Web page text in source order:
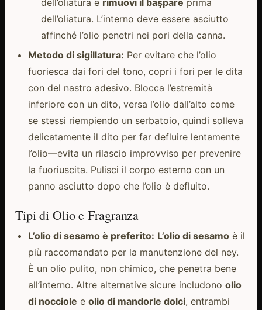
dell’oliatura. L’interno deve essere asciutto
affinché l’olio penetri nei pori della canna.
Metodo di sigillatura: Per evitare che l’olio
fuoriesca dai fori del tono, copri i fori per le dita
con del nastro adesivo. Blocca l’estremità
inferiore con un dito, versa l’olio dall’alto come
se stessi riempiendo un serbatoio, quindi solleva
delicatamente il dito per far defluire lentamente
l’olio—evita un rilascio improvviso per prevenire
la fuoriuscita. Pulisci il corpo esterno con un
panno asciutto dopo che l’olio è defluito.
Tipi di Olio e Fragranza
L’olio di sesamo è preferito: L’olio di sesamoè il
più raccomandato per la manutenzione del ney.
È un olio pulito, non chimico, che penetra bene
all’interno. Altre alternative sicure includono olio
di nocciole e olio di mandorle dolci, entrambi